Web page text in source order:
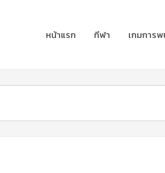
หน้าแรก กีฬา เกมการ